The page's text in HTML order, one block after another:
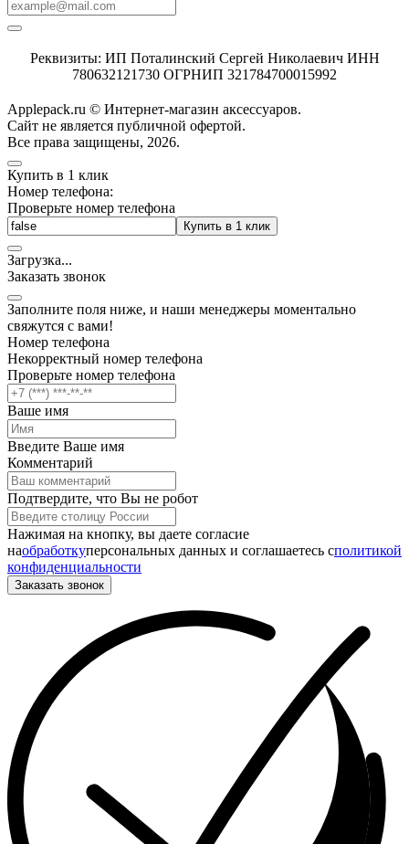
Реквизиты: ИП Поталинский Сергей Николаевич ИНН
780632121730 ОГРНИП 321784700015992
Applepack.ru © Интернет-магазин аксессуаров.
Cайт не является публичной офертой.
Все права защищены, 2026.
Купить в 1 клик
Номер телефона:
Проверьте номер телефона
Купить в 1 клик
Загрузка...
Заказать звонок
Заполните поля ниже, и наши менеджеры моментально
свяжутся с вами!
Номер телефона
Некорректный номер телефона
Проверьте номер телефона
Ваше имя
Введите Ваше имя
Комментарий
Подтвердите, что Вы не робот
Нажимая на кнопку, вы даете согласие
наобработкуперсональных данных и соглашаетесь cполитикой
конфиденциальности
Заказать звонок